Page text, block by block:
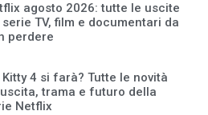
agosto 2026: tutte le uscite
TV, film e documentari da
perdere
Kitty 4 si farà? Tutte le novità
trama e futuro della
Netflix